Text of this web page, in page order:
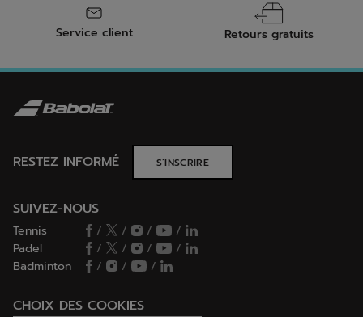
Service client Retours gratuits
RESTEZ INFORMÉ S’INSCRIRE
SUIVEZ-NOUS
Tennis / / /
/
Padel
/ / /
/
Badminton
/ / /
CHOIX DES COOKIES